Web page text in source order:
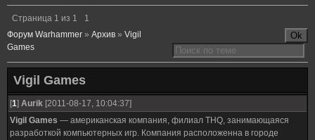
Страница 1 из 1
1
Форум Warhammer » Архив » Vigil
Games
Vigil Games
[1] Aurik [2011-08-17, 10:04:37]
Vigil Games — американская компания, филиал THQ, занимающаяся
разработкой компьютерных игр. Компания расположенна в городе